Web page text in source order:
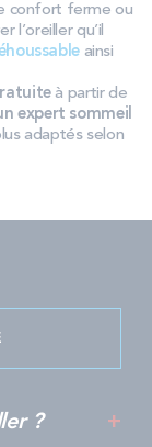
confort ferme ou
l’oreiller qu’il
ainsi
à partir de
expert sommeil
adaptés selon
?